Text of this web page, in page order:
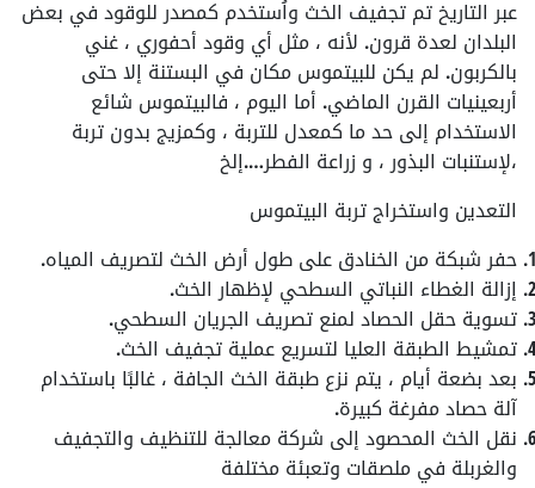
عبر التاريخ تم تجفيف الخث واُستخدم كمصدر للوقود في بعض
البلدان لعدة قرون. لأنه ، مثل أي وقود أحفوري ، غني
بالكربون. لم يكن للبيتموس مكان في البستنة إلا حتى
أربعينيات القرن الماضي. أما اليوم ، فالبيتموس شائع
الاستخدام إلى حد ما كمعدل للتربة ، وكمزيج بدون تربة
،لإستنبات البذور ، و زراعة الفطر….إلخ
التعدين واستخراج تربة البيتموس
حفر شبكة من الخنادق على طول أرض الخث لتصريف المياه.
إزالة الغطاء النباتي السطحي لإظهار الخث.
تسوية حقل الحصاد لمنع تصريف الجريان السطحي.
تمشيط الطبقة العليا لتسريع عملية تجفيف الخث.
بعد بضعة أيام ، يتم نزع طبقة الخث الجافة ، غالبًا باستخدام
آلة حصاد مفرغة كبيرة.
نقل الخث المحصود إلى شركة معالجة للتنظيف والتجفيف
والغربلة في ملصقات وتعبئة مختلفة